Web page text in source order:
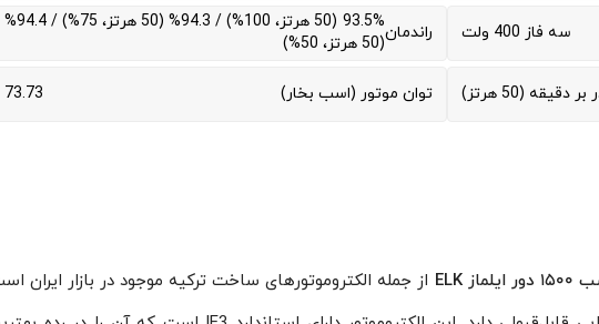
سه فاز 400 ولت راندمان
93.5% (50 هرتز، 100%) / 94.3% (50 هرتز، 75%) / 94.4%
(50 هرتز، 50%)
توان موتور (اسب بخار) 73.73
از جمله الکتروموتورهای ساخت ترکیه موجود در بازار ایران